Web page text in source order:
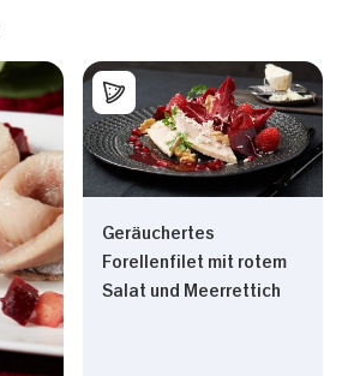
Geräuchertes
Forellenfilet mit rotem
Salat und Meerrettich